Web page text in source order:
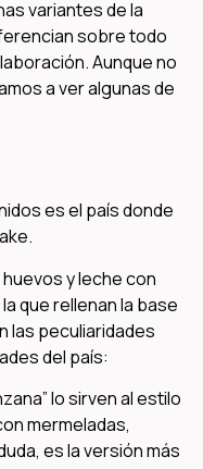
variantes de la
sobre todo
Aunque no
a ver algunas de
es el país donde
y leche con
que rellenan la base
las peculiaridades
del país:
lo sirven al estilo
mermeladas,
es la versión más